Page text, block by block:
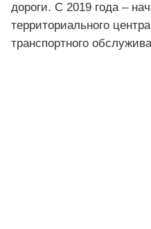
дороги. С 2019 года –
территориального
транспортного